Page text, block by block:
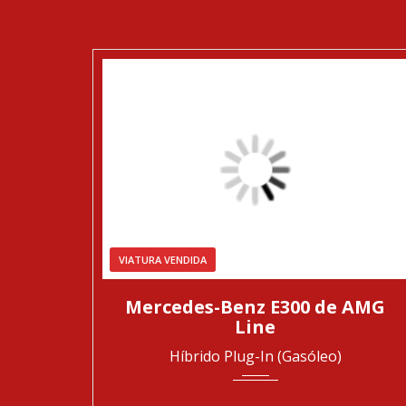
VIATURA VENDIDA
2019 Automática 253984
Mercedes-Benz E300 de AMG
Line
Híbrido Plug-In (Gasóleo)